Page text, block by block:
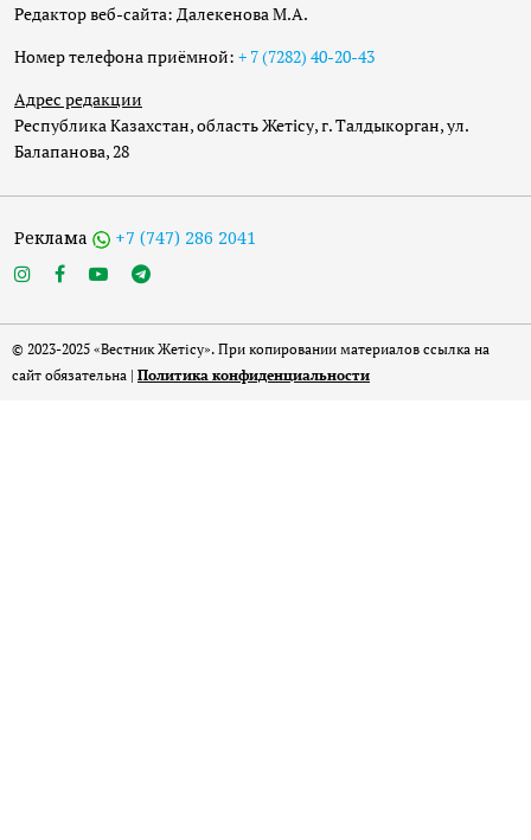
Редактор веб-сайта: Далекенова М.А.
Номер телефона приёмной: + 7 (7282) 40-20-43
Адрес редакции
Республика Казахстан, область Жетісу, г. Талдыкорган, ул.
Балапанова, 28
Реклама +7 (747) 286 2041
© 2023-2025 «Вестник Жетісу». При копировании материалов ссылка на
сайт обязательна | Политика конфиденциальности